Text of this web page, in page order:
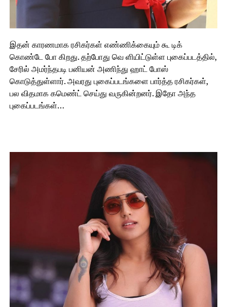
இதன் காரணமாக ரசிகர்கள் எண்ணிக்கையும் கூ டிக்
கொண்டே போ கிறது. தற்போது வெ ளியிட்டுள்ள புகைப்படத்தில்,
சேரில் அமர்ந்தபடி பனியன் அணிந்து ஹாட் போஸ்
கொடுத்துள்ளார். அவரது புகைப்படங்களை பார்த்த ரசிகர்கள்,
பல விதமாக கமெண்ட் செய்து வருகின்றனர். இதோ அந்த
புகைப்படங்கள்…